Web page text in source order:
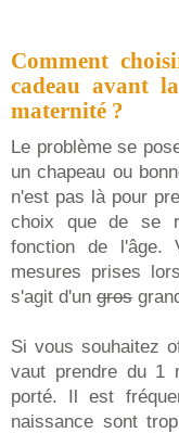
Comment
cadeau avant
maternité ?
Le problème se
un chapeau ou
n'est pas là pour
choix que de se
fonction de l'âge.
mesures prises
s'agit d'un gros
Si vous souhaitez
vaut prendre du 1
porté. Il est
naissance sont